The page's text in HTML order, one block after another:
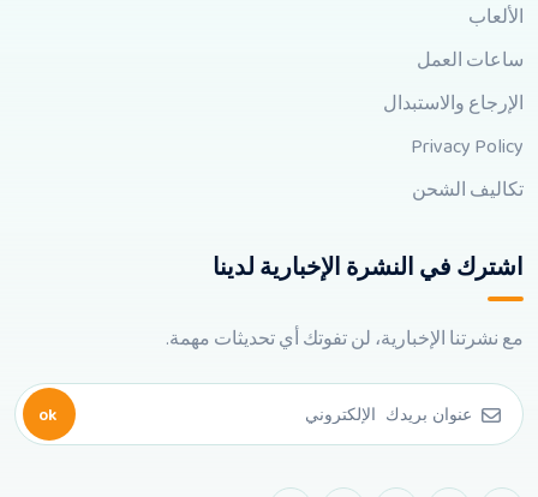
الألعاب
ساعات العمل
الإرجاع والاستبدال
Privacy Policy
تكاليف الشحن
اشترك في النشرة الإخبارية لدينا
مع نشرتنا الإخبارية، لن تفوتك أي تحديثات مهمة.
ok